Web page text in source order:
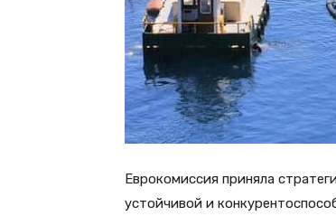
Еврокомиссия приняла
устойчивой и